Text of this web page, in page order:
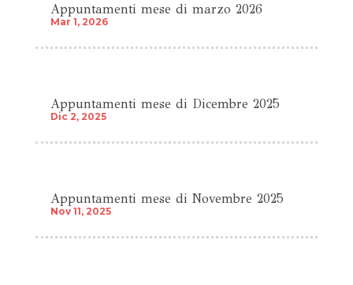
Appuntamenti mese di marzo 2026
Mar 1, 2026
Appuntamenti mese di Dicembre 2025
Dic 2, 2025
Appuntamenti mese di Novembre 2025
Nov 11, 2025